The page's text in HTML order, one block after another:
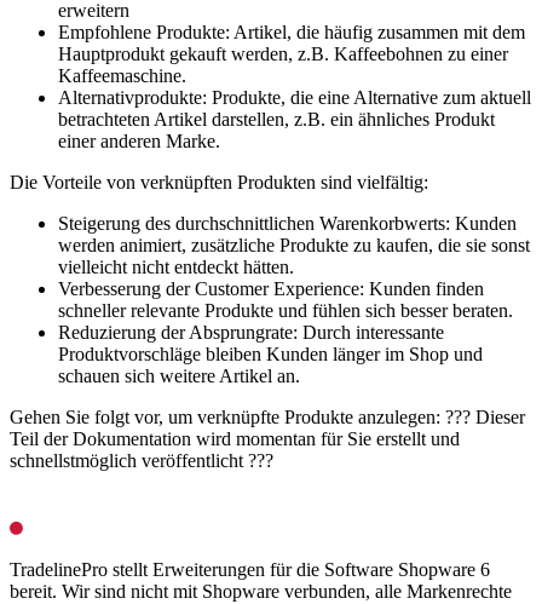
erweitern
Empfohlene Produkte: Artikel, die häufig zusammen mit dem
Hauptprodukt gekauft werden, z.B. Kaffeebohnen zu einer
Kaffeemaschine.
Alternativprodukte: Produkte, die eine Alternative zum aktuell
betrachteten Artikel darstellen, z.B. ein ähnliches Produkt
einer anderen Marke.
Die Vorteile von verknüpften Produkten sind vielfältig:
Steigerung des durchschnittlichen Warenkorbwerts: Kunden
werden animiert, zusätzliche Produkte zu kaufen, die sie sonst
vielleicht nicht entdeckt hätten.
Verbesserung der Customer Experience: Kunden finden
schneller relevante Produkte und fühlen sich besser beraten.
Reduzierung der Absprungrate: Durch interessante
Produktvorschläge bleiben Kunden länger im Shop und
schauen sich weitere Artikel an.
Gehen Sie folgt vor, um verknüpfte Produkte anzulegen: ??? Dieser
Teil der Dokumentation wird momentan für Sie erstellt und
schnellstmöglich veröffentlicht ???
TradelinePro stellt Erweiterungen für die Software Shopware 6
bereit. Wir sind nicht mit Shopware verbunden, alle Markenrechte